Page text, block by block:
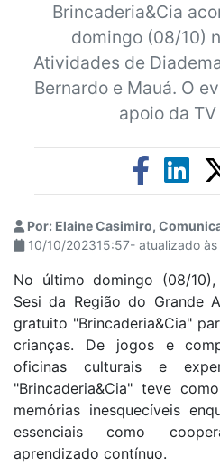
Brincaderia&Cia
domingo (08/10)
Atividades de
Bernardo e Mauá. O
apoio da
Por: Elaine Casimiro,
10/10/202315:57- atualizado às
No último domingo (08/
Sesi da Região do Grande
gratuito "Brincaderia&Cia"
crianças. De jogos e
oficinas culturais e
"Brincaderia&Cia" teve
memórias inesquecíveis
essenciais como
aprendizado contínuo.